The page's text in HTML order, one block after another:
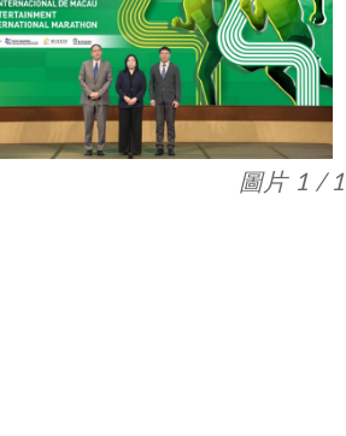
圖片 1 / 1